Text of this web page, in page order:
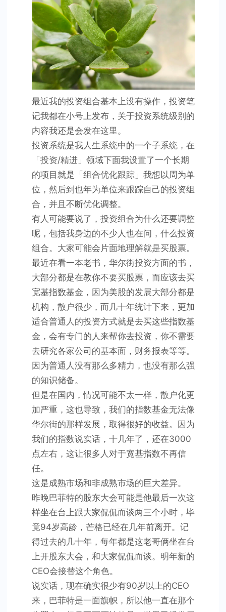
到
了
更
新
迭
代
的
关
键
时
刻
最近我的投资组合基本上没有操作，投资笔
记我都在小号上发布，关于投资系统级别的
内容我还是会发在这里。
投资系统是我人生系统中的一个子系统，在
「投资/精进」领域下面我设置了一个长期
的项目就是「组合优化跟踪」我想以周为单
位，然后到也年为单位来跟踪自己的投资组
合，并且不断优化调整。
有人可能要说了，投资组合为什么还要调整
呢，包括我身边的不少人也在问，什么投资
组合。大家可能会片面地理解就是买股票。
最近在看一本老书，华尔街投资方面的书，
大部分都是在教你不要买股票，而应该去买
宽基指数基金，因为美股的发展大部分都是
机构，散户很少，而几十年统计下来，更加
适合普通人的投资方式就是去买这些指数基
金，会有专门的人来帮你去投资，你不需要
去研究各家公司的基本面，财务报表等等。
因为普通人没有那么多精力，也没有那么强
的知识储备。
但是在国内，情况可能不太一样，散户化更
加严重，这也导致，我们的指数基金无法像
华尔街的那样发展，取得很好的收益。因为
我们的指数说实话，十几年了，还在3000
点左右，这让很多人对于宽基指数不再信
任。
这是成熟市场和非成熟市场的巨大差异。
昨晚巴菲特的股东大会可能是他最后一次这
样坐在台上跟大家侃侃而谈两三个小时，毕
竟94岁高龄，芒格已经在几年前离开。记
得过去的几十年，每年都是这老哥俩坐在台
上开股东大会，和大家侃侃而谈。明年新的
CEO会接替这个角色。
说实话，现在确实很少有90岁以上的CEO
来，巴菲特是一面旗帜，所以他一直在那个